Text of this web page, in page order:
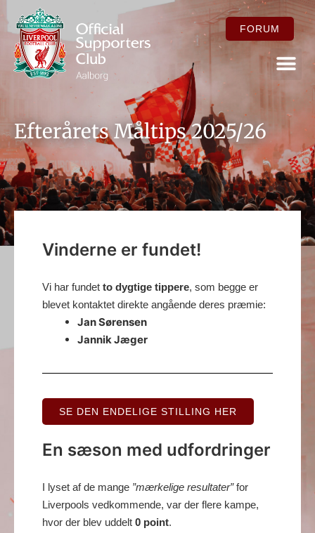
FORUM
Efterårets Måltips 2025/26
Vinderne er fundet!
Vi har fundet to dygtige tippere, som begge er
blevet kontaktet direkte angående deres præmie:
Jan Sørensen
Jannik Jæger
SE DEN ENDELIGE STILLING HER
En sæson med udfordringer
I lyset af de mange ”mærkelige resultater”for
Liverpools vedkommende, var der flere kampe,
hvor der blev uddelt 0 point.